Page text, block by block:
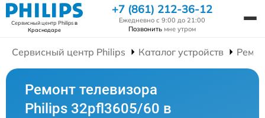
Сервисный центр Philipsв
Краснодаре
+7 (861) 212-36-12
Ежедневно с 9:00 до 21:00
Позвонить мне утром
Сервисный центр Philips Каталог устройств
Ремонт телевизора
Philips 32pfl3605/60 в